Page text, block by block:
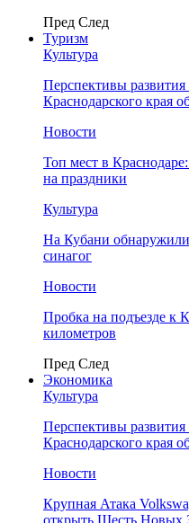
Пред След
Туризм
Культура
Перспективы развития
Краснодарского края
Новости
Топ мест в
на праздники
Культура
На Кубани
синагог
Новости
Пробка на подъезде к
километров
Пред След
Экономика
Культура
Перспективы развития
Краснодарского края
Новости
Крупная Атака
открыть Шесть Новых